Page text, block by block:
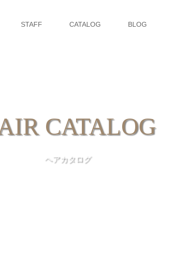
STAFF CATALOG BLOG
CATALOG
ヘアカタログ